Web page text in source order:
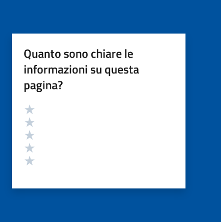
Quanto sono chiare le
informazioni su questa
pagina?
Valutazione